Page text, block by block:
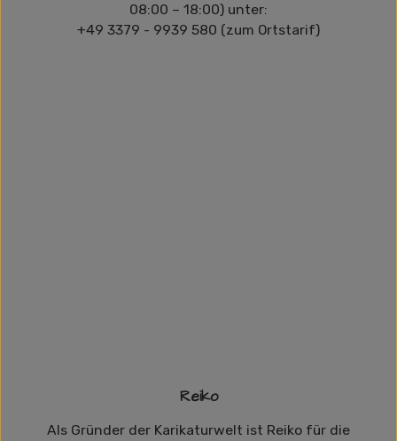
08:00 – 18:00) unter:
+49 3379 - 9939 580 (zum Ortstarif)
Reiko
Als Gründer der Karikaturwelt ist Reiko für die